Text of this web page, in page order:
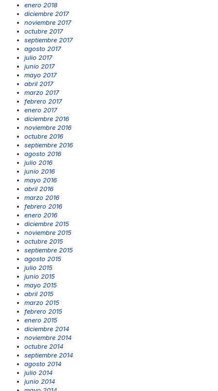
enero 2018
diciembre 2017
noviembre 2017
octubre 2017
septiembre 2017
agosto 2017
julio 2017
junio 2017
mayo 2017
abril 2017
marzo 2017
febrero 2017
enero 2017
diciembre 2016
noviembre 2016
octubre 2016
septiembre 2016
agosto 2016
julio 2016
junio 2016
mayo 2016
abril 2016
marzo 2016
febrero 2016
enero 2016
diciembre 2015
noviembre 2015
octubre 2015
septiembre 2015
agosto 2015
julio 2015
junio 2015
mayo 2015
abril 2015
marzo 2015
febrero 2015
enero 2015
diciembre 2014
noviembre 2014
octubre 2014
septiembre 2014
agosto 2014
julio 2014
junio 2014